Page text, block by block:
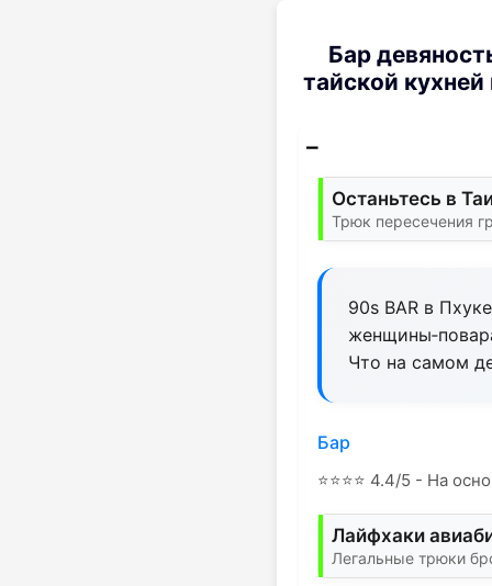
Бар
тайской
Останьтесь в
Трюк пересечения
90s BAR в
Что на самом
Бар
⭐⭐⭐⭐ 4.4/5 - На
Лайфхаки
Легальные трюки